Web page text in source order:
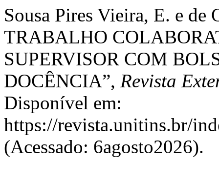
Sousa Pires Vieira, E. e
TRABALHO
SUPERVISOR COM
DOCÊNCIA”, Revista
Disponível em:
https://revista.unitins.br/
(Acessado: 6agosto2026).